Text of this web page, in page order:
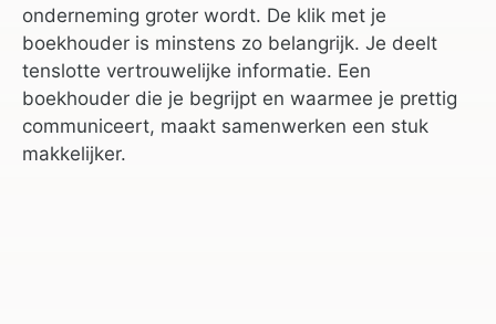
onderneming groter wordt. De klik met je
boekhouder is minstens zo belangrijk. Je deelt
tenslotte vertrouwelijke informatie. Een
boekhouder die je begrijpt en waarmee je prettig
communiceert, maakt samenwerken een stuk
makkelijker.